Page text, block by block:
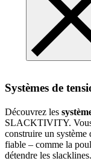
Systèmes de
Découvrez les
SLACKTIVITY. Vous
construire un
fiable – comme la
détendre les slacklines.